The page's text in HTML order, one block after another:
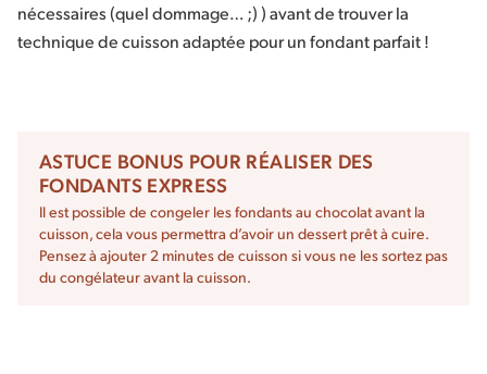
nécessaires (quel dommage… ;) ) avant de trouver la
technique de cuisson adaptée pour un fondant parfait !
ASTUCE BONUS POUR RÉALISER DES
FONDANTS EXPRESS
Il est possible de congeler les fondants au chocolat avant la
cuisson, cela vous permettra d’avoir un dessert prêt à cuire.
Pensez à ajouter 2 minutes de cuisson si vous ne les sortez pas
du congélateur avant la cuisson.